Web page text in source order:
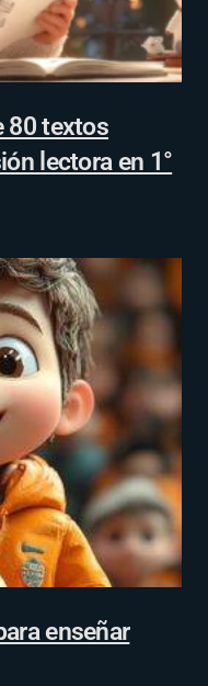
80 textos
lectora en 1°
enseñar